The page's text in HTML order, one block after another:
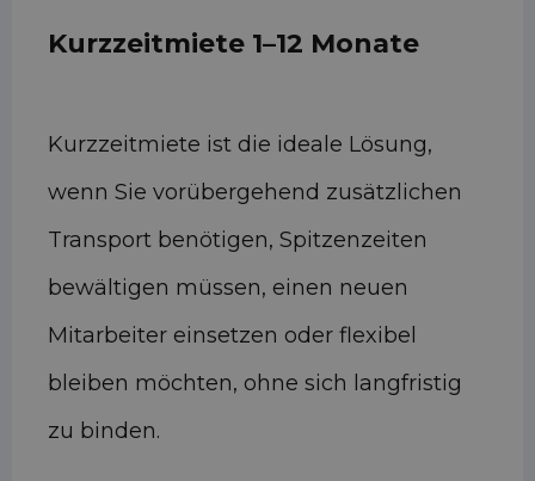
Kurzzeitmiete 1–12 Monate
Kurzzeitmiete ist die ideale Lösung,
wenn Sie vorübergehend zusätzlichen
Transport benötigen, Spitzenzeiten
bewältigen müssen, einen neuen
Mitarbeiter einsetzen oder flexibel
bleiben möchten, ohne sich langfristig
zu binden.